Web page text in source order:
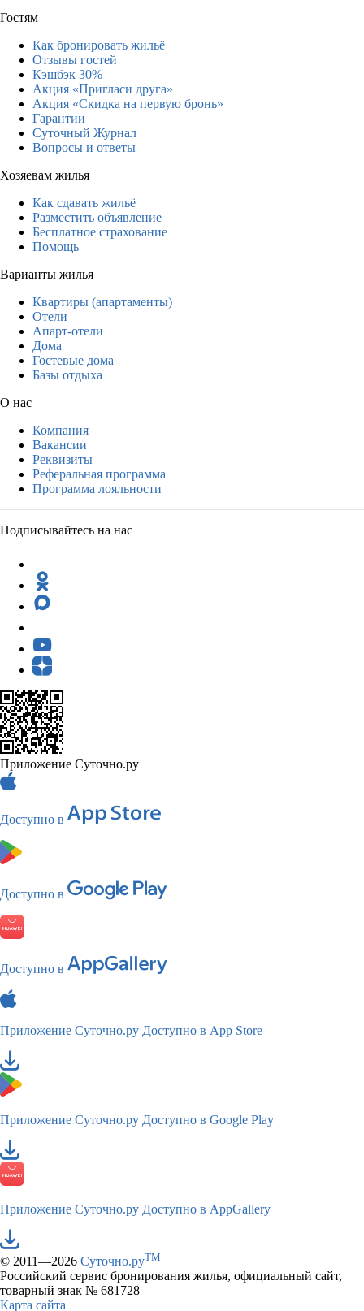
Гостям
Как бронировать жильё
Отзывы гостей
Кэшбэк 30%
Акция «Пригласи друга»
Акция «Скидка на первую бронь»
Гарантии
Суточный Журнал
Вопросы и ответы
Хозяевам жилья
Как сдавать жильё
Разместить объявление
Бесплатное страхование
Помощь
Варианты жилья
Квартиры (апартаменты)
Отели
Апарт-отели
Дома
Гостевые дома
Базы отдыха
О нас
Компания
Вакансии
Реквизиты
Реферальная программа
Программа лояльности
Подписывайтесь на нас
Приложение Суточно.ру
Доступно в
Доступно в
Доступно в
Приложение Суточно.ру Доступно в App Store
Приложение Суточно.ру Доступно в Google Play
Приложение Суточно.ру Доступно в AppGallery
© 2011—2026 Суточно.руTM
Российский сервис бронирования жилья, официальный сайт,
товарный знак № 681728
Карта сайта